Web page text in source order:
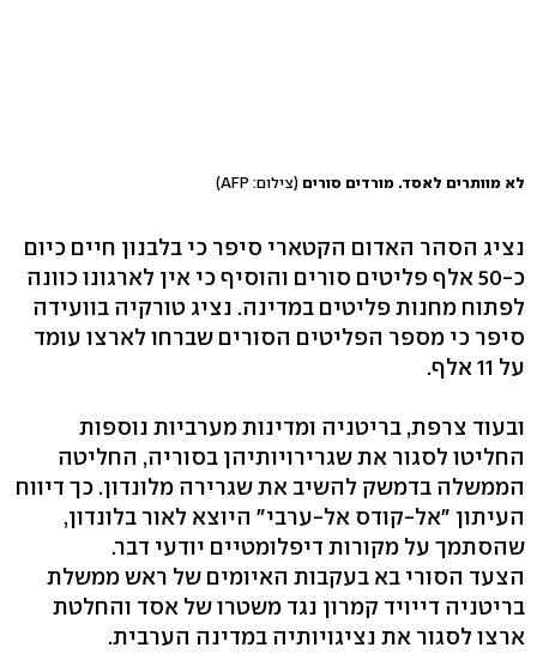
לא מוותרים לאסד. מורדים סורים (צילום: AFP)
נציג הסהר האדום הקטארי סיפר כי בלבנון חיים כיום
כ-50 אלף פליטים סורים והוסיף כי אין לארגונו כוונה
לפתוח מחנות פליטים במדינה. נציג טורקיה בוועידה
סיפר כי מספר הפליטים הסורים שברחו לארצו עומד
על 11 אלף.
ובעוד צרפת, בריטניה ומדינות מערביות נוספות
החליטו לסגור את שגרירויותיהן בסוריה, החליטה
הממשלה בדמשק להשיב את שגרירה מלונדון. כך דיווח
העיתון "אל-קודס אל-ערבי" היוצא לאור בלונדון,
שהסתמך על מקורות דיפלומטיים יודעי דבר.
הצעד הסורי בא בעקבות האיומים של ראש ממשלת
בריטניה דייויד קמרון נגד משטרו של אסד והחלטת
ארצו לסגור את נציגויותיה במדינה הערבית.